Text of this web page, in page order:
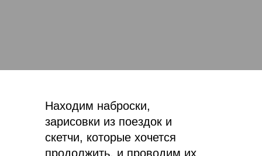
Находим наброски,
зарисовки из поездок и
скетчи, которые хочется
продолжить, и проводим их